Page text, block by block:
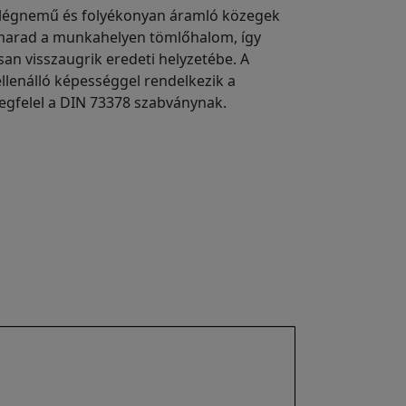
és folyékonyan áramló közegek
a munkahelyen tömlőhalom, így
visszaugrik eredeti helyzetébe. A
képességgel rendelkezik a
a DIN 73378 szabványnak.